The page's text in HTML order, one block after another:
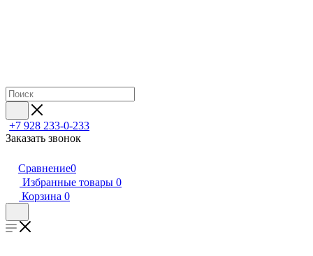
+7 928 233-0-233
Заказать звонок
Сравнение0
Избранные товары 0
Корзина 0